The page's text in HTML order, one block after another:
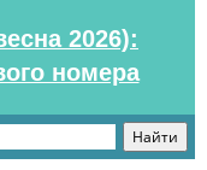
2026):
номера